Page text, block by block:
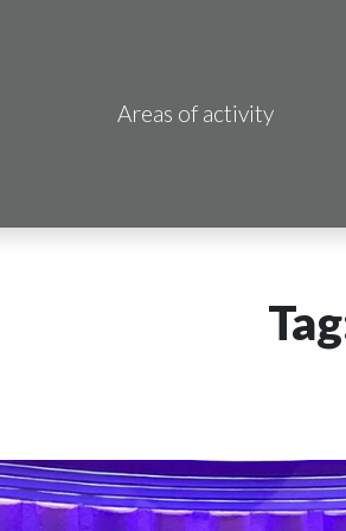
Areas of activity
CDI KB Sp. z o.o.